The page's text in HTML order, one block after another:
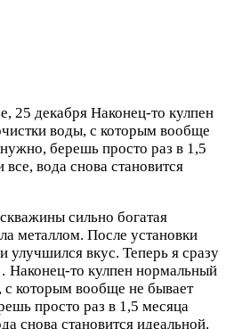
25 декабря Наконец-то кулпен
воды, с которым вообще
берешь просто раз в 1,5
вода снова становится
сильно богатая
металлом. После установки
улучшился вкус. Теперь я сразу
Наконец-то кулпен нормальный
с которым вообще не бывает
просто раз в 1,5 месяца
снова становится идеальной.